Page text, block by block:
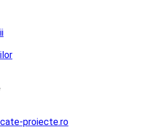
proiecte.ro